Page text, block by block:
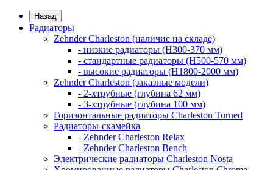
Назад
Радиаторы
Zehnder Charleston (наличие на складе)
- низкие радиаторы (H300-370 мм)
- стандартные радиаторы (H500-570 мм)
- высокие радиаторы (H1800-2000 мм)
Zehnder Charleston (заказные модели)
- 2-хтрубные (глубина 62 мм)
- 3-хтрубные (глубина 100 мм)
Горизонтальные радиаторы Charleston Turned
Радиаторы-скамейка
- Zehnder Charleston Relax
- Zehnder Charleston Bench
Электрические радиаторы Charleston Nosta